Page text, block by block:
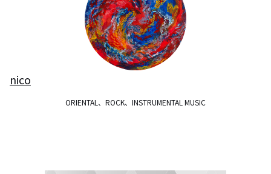
nico
ORIENTAL、ROCK、INSTRUMENTAL MUSIC